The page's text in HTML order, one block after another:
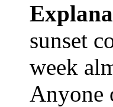
sunset
week
Anyone